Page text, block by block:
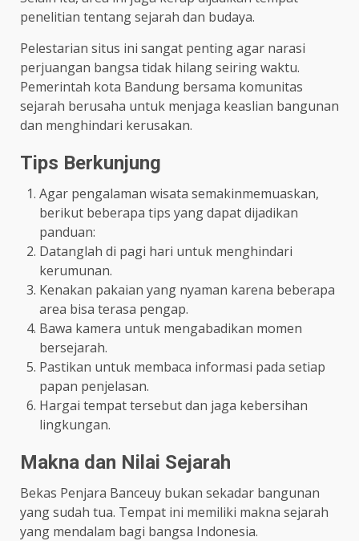
penelitian tentang sejarah dan budaya.
Pelestarian situs ini sangat penting agar narasi
perjuangan bangsa tidak hilang seiring waktu.
Pemerintah kota Bandung bersama komunitas
sejarah berusaha untuk menjaga keaslian bangunan
dan menghindari kerusakan.
Tips Berkunjung
Agar pengalaman wisata semakinmemuaskan,
berikut beberapa tips yang dapat dijadikan
panduan:
Datanglah di pagi hari untuk menghindari
kerumunan.
Kenakan pakaian yang nyaman karena beberapa
area bisa terasa pengap.
Bawa kamera untuk mengabadikan momen
bersejarah.
Pastikan untuk membaca informasi pada setiap
papan penjelasan.
Hargai tempat tersebut dan jaga kebersihan
lingkungan.
Makna dan Nilai Sejarah
Bekas Penjara Banceuy bukan sekadar bangunan
yang sudah tua. Tempat ini memiliki makna sejarah
yang mendalam bagi bangsa Indonesia.